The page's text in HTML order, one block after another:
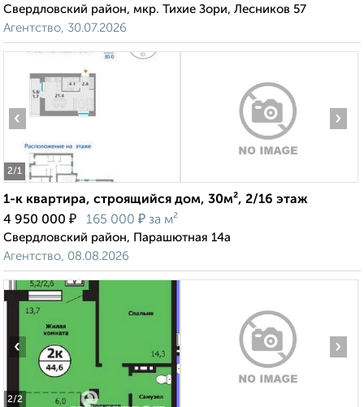
Свердловский район, мкр. Тихие Зори, Лесников 57
Агентство, 30.07.2026
2/1
‹ ›
1-к квартира, строящийся дом, 30м², 2/16 этаж
4 950 000 ₽ 165 000 ₽ за м²
Свердловский район, Парашютная 14а
Агентство, 08.08.2026
2/2
‹ ›